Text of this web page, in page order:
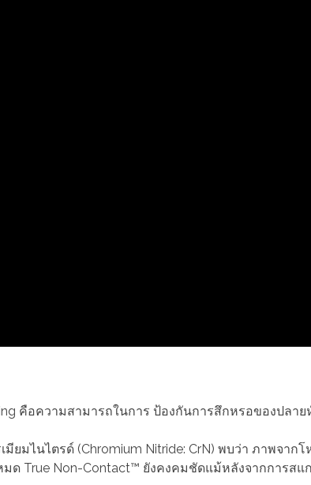
อความสามารถในการ ป้องกันการสึกหรอของปลาย
นไตรด์ (Chromium Nitride: CrN) พบว่า ภาพจากโห
True Non-Contact™ ยังคงคมชัดแม้หลังจากการสแ